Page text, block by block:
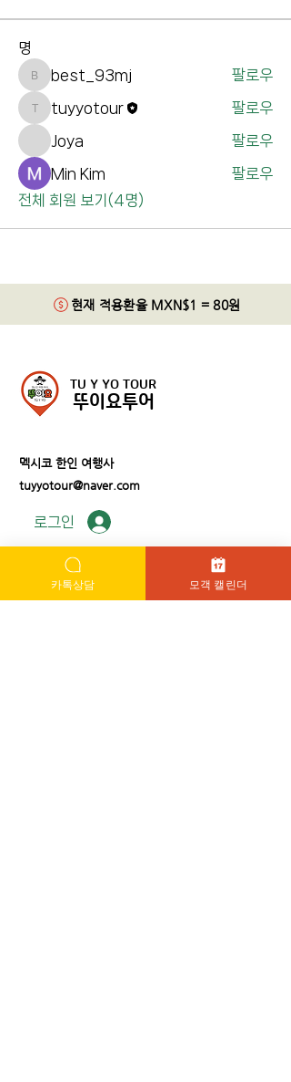
명
best_93mj
best_93mj 팔로우
tuyyotour
tuyyotour
팔로우
Joya
팔로우
Min Kim
팔로우
전체 회원 보기(4명)
현재 적용환율 MXN$1 = 80원
TU Y YO TOUR
뚜이요투어
멕시코 한인 여행사
tuyyotour@naver.com
로그인
카톡상담 모객 캘린더